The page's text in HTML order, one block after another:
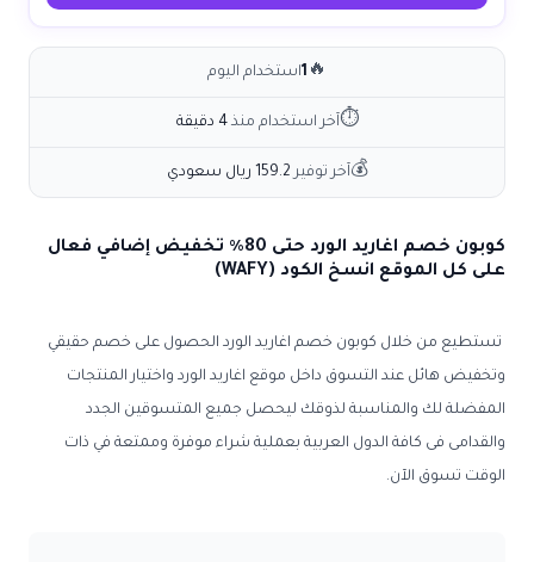
🔥
1استخدام اليوم
⏱آخر استخدام منذ4 دقيقة
💰آخر توفير 159.2 ريال سعودي
كوبون خصم اغاريد الورد حتى 80٪ تخفيض إضافي فعال
على كل الموقع انسخ الكود (WAFY)
تستطيع من خلال كوبون خصم اغاريد الورد الحصول على خصم حقيقي
وتخفيض هائل عند التسوق داخل موقع اغاريد الورد واختيار المنتجات
المفضلة لك والمناسبة لذوقك ليحصل جميع المتسوقين الجدد
والقدامى فى كافة الدول العربية بعملية شراء موفرة وممتعة في ذات
الوقت تسوق الآن.